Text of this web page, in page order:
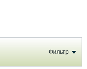
Фильтр